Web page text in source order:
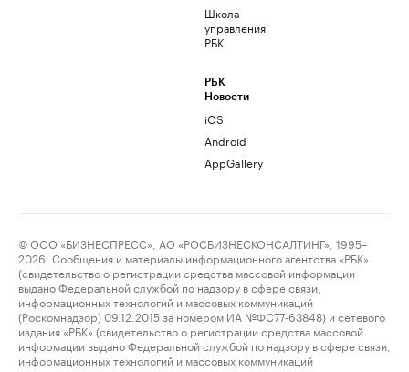
Школа
управления
РБК
РБК
Новости
iOS
Android
AppGallery
© ООО «БИЗНЕСПРЕСС», АО «РОСБИЗНЕСКОНСАЛТИНГ», 1995–
2026. Сообщения и материалы информационного агентства «РБК»
(свидетельство о регистрации средства массовой информации
выдано Федеральной службой по надзору в сфере связи,
информационных технологий и массовых коммуникаций
(Роскомнадзор) 09.12.2015 за номером ИА №ФС77-63848) и сетевого
издания «РБК» (свидетельство о регистрации средства массовой
информации выдано Федеральной службой по надзору в сфере связи,
информационных технологий и массовых коммуникаций